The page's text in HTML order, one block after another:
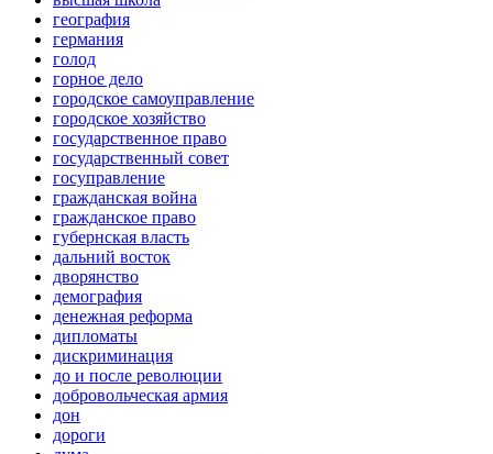
география
германия
голод
горное дело
городское самоуправление
городское хозяйство
государственное право
государственный совет
госуправление
гражданская война
гражданское право
губернская власть
дальний восток
дворянство
демография
денежная реформа
дипломаты
дискриминация
до и после революции
добровольческая армия
дон
дороги